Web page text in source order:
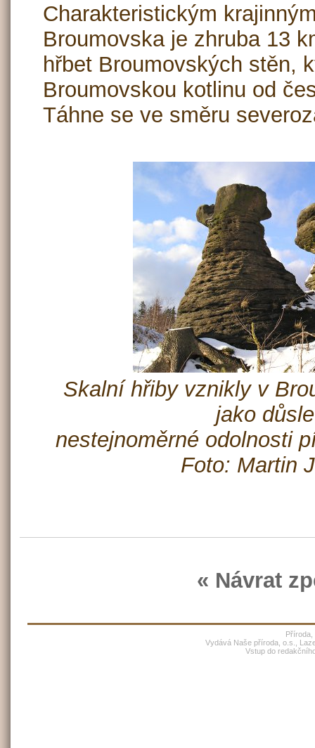
Charakteristickým
Broumovska je zhruba 13
hřbet Broumovských stěn,
Broumovskou kotlinu od
Táhne se ve směru
Skalní hřiby vznikly v
jako
nestejnoměrné odolnosti
Foto: Martin
« Návrat
Příroda,
Vydává Naše příroda, o.s.,
Vstup do